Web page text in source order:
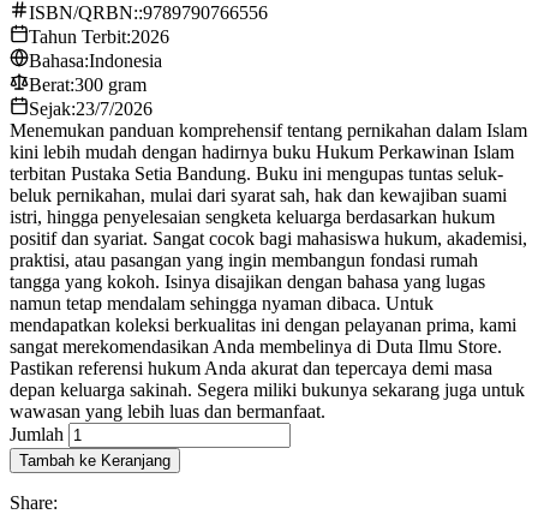
ISBN/QRBN::9789790766556
Tahun Terbit:2026
Bahasa:Indonesia
Berat:300 gram
Sejak:23/7/2026
Menemukan panduan komprehensif tentang pernikahan dalam Islam
kini lebih mudah dengan hadirnya buku Hukum Perkawinan Islam
terbitan Pustaka Setia Bandung. Buku ini mengupas tuntas seluk-
beluk pernikahan, mulai dari syarat sah, hak dan kewajiban suami
istri, hingga penyelesaian sengketa keluarga berdasarkan hukum
positif dan syariat. Sangat cocok bagi mahasiswa hukum, akademisi,
praktisi, atau pasangan yang ingin membangun fondasi rumah
tangga yang kokoh. Isinya disajikan dengan bahasa yang lugas
namun tetap mendalam sehingga nyaman dibaca. Untuk
mendapatkan koleksi berkualitas ini dengan pelayanan prima, kami
sangat merekomendasikan Anda membelinya di Duta Ilmu Store.
Pastikan referensi hukum Anda akurat dan tepercaya demi masa
depan keluarga sakinah. Segera miliki bukunya sekarang juga untuk
wawasan yang lebih luas dan bermanfaat.
Jumlah
Tambah ke Keranjang
Share: